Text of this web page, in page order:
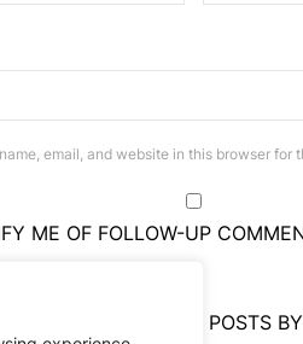
email, and website in this browser for
ME OF FOLLOW-UP
NOTIFY ME OF NEW POSTS